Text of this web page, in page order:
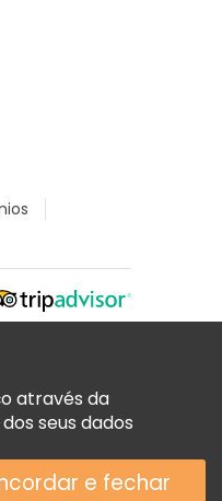
através da
seus dados
e fechar